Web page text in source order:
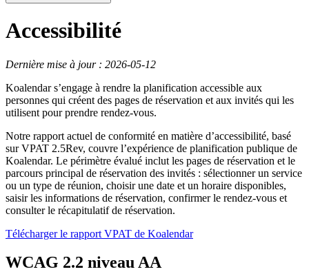
Accessibilité
Dernière mise à jour : 2026-05-12
Koalendar s’engage à rendre la planification accessible aux
personnes qui créent des pages de réservation et aux invités qui les
utilisent pour prendre rendez-vous.
Notre rapport actuel de conformité en matière d’accessibilité, basé
sur VPAT 2.5Rev, couvre l’expérience de planification publique de
Koalendar. Le périmètre évalué inclut les pages de réservation et le
parcours principal de réservation des invités : sélectionner un service
ou un type de réunion, choisir une date et un horaire disponibles,
saisir les informations de réservation, confirmer le rendez-vous et
consulter le récapitulatif de réservation.
Télécharger le rapport VPAT de Koalendar
WCAG 2.2 niveau AA